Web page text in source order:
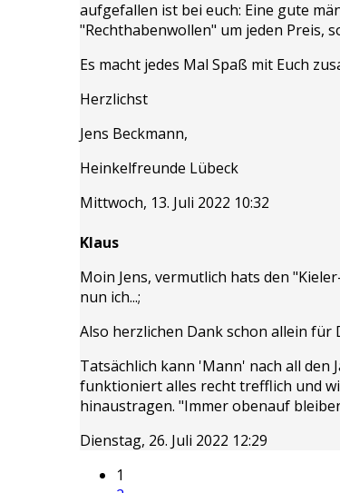
aufgefallen ist bei euch: Eine gute
"Rechthabenwollen" um jeden Preis,
Es macht jedes Mal Spaß mit Euch
Herzlichst
Jens Beckmann,
Heinkelfreunde Lübeck
Mittwoch, 13. Juli 2022 10:32
Klaus
Moin Jens, vermutlich hats den
nun ich...;
Also herzlichen Dank schon allein
Tatsächlich kann 'Mann' nach all den
funktioniert alles recht trefflich und
hinaustragen. "Immer obenauf
Dienstag, 26. Juli 2022 12:29
1